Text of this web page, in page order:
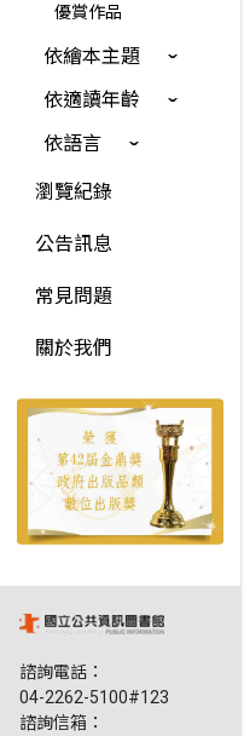
優賞作品
依繪本主題
依適讀年齡
依語言
瀏覽紀錄
公告訊息
常見問題
關於我們
諮詢電話：
04-2262-5100#123
諮詢信箱：